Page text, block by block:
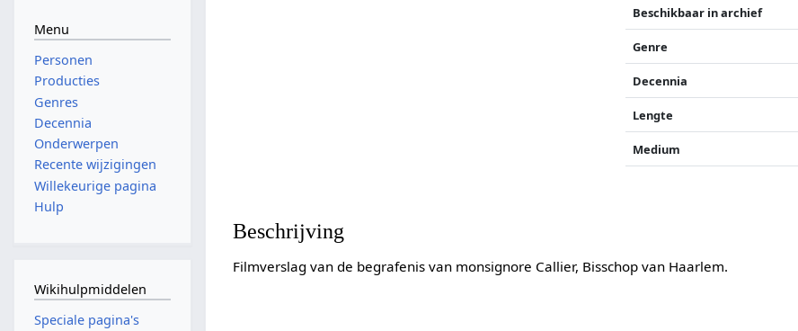
Beschikbaar in archief
Genre
Decennia
Lengte
Medium
Beschrijving
Filmverslag van de begrafenis van monsignore Callier, Bisschop van Haarlem.
Menu
Personen
Producties
Genres
Decennia
Onderwerpen
Recente wijzigingen
Willekeurige pagina
Hulp
Wikihulpmiddelen
Speciale pagina's